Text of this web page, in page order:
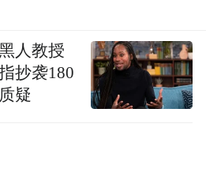
人教授
抄袭180
疑